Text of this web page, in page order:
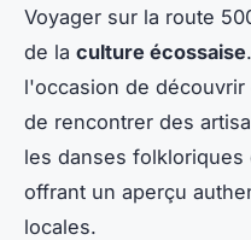
Voyager sur la route
de la culture écossaise
l'occasion de
de rencontrer des
les danses
offrant un aperçu
locales.